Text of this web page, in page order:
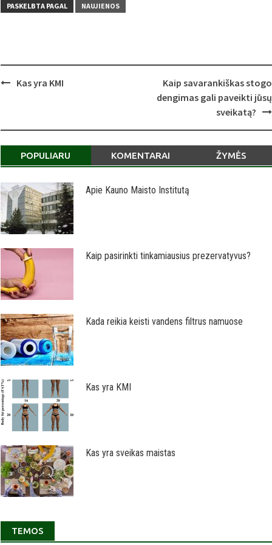
PASKELBTA PAGAL NAUJIENOS
PostKas yra KMI
Kaip savarankiškas stogo
dengimas gali paveikti jūsų
sveikatą?
POPULIARU KOMENTARAI ŽYMĖS
Apie Kauno Maisto Institutą
Kaip pasirinkti tinkamiausius prezervatyvus?
Kada reikia keisti vandens filtrus namuose
Kas yra KMI
Kas yra sveikas maistas
TEMOS